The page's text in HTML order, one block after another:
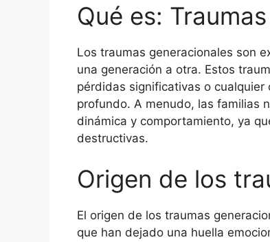
Qué es:
Los traumas generacionales son
una generación a otra. Estos
pérdidas significativas o
profundo. A menudo, las familias
dinámica y comportamiento, ya
destructivas.
Origen de los
El origen de los traumas
que han dejado una huella